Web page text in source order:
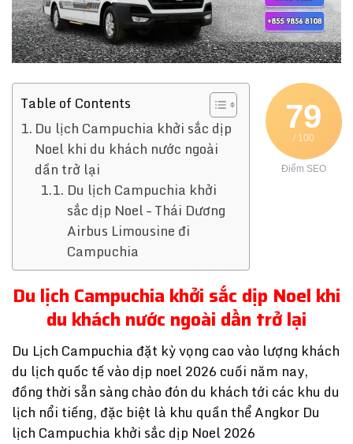
79
/ 100
Điểm SEO
Table of Contents
Du lịch Campuchia khởi sắc dịp
Noel khi du khách nước ngoài
dần trở lại
Du lịch Campuchia khởi
sắc dịp Noel – Thái Dương
Airbus Limousine đi
Campuchia
Du lịch Campuchia khởi sắc dịp Noel khi
du khách nước ngoài dần trở lại
Du Lịch Campuchia đặt kỳ vọng cao vào lượng khách
du lịch quốc tế vào dịp noel 2026 cuối năm nay,
đồng thời sẵn sàng chào đón du khách tới các khu du
lịch nổi tiếng, đặc biệt là khu quần thể Angkor Du
lịch Campuchia khởi sắc dịp Noel 2026